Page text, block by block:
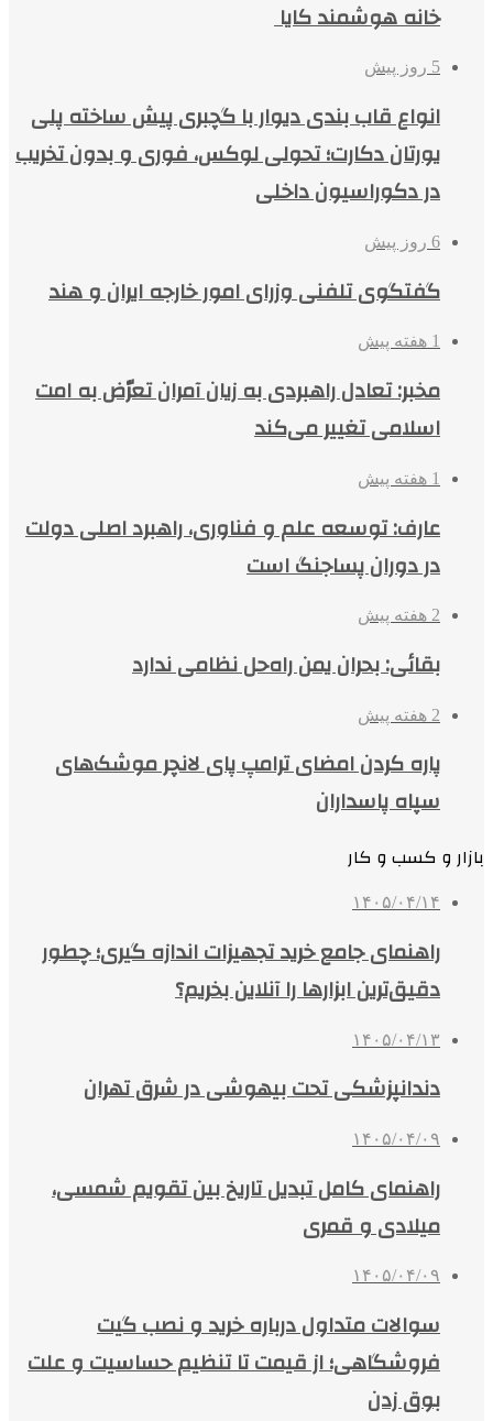
خانه هوشمند کایا
5 روز پیش
انواع قاب بندی دیوار با گچبری پیش ساخته پلی
یورتان دکارت؛ تحولی لوکس، فوری و بدون تخریب
در دکوراسیون داخلی
6 روز پیش
گفتگوی تلفنی وزرای امور خارجه ایران و هند
1 هفته پیش
مخبر: تعادل راهبردی به زیان آمران تعرّض به امت
اسلامی تغییر می‌کند
1 هفته پیش
عارف: توسعه علم و فناوری، راهبرد اصلی دولت
در دوران پساجنگ است
2 هفته پیش
بقائی: بحران یمن راه‌حل نظامی ندارد
2 هفته پیش
پاره کردن امضای ترامپ پای لانچر موشک‌های
سپاه پاسداران
بازار و کسب و کار
۱۴۰۵/۰۴/۱۴
راهنمای جامع خرید تجهیزات اندازه گیری؛ چطور
دقیق‌ترین ابزارها را آنلاین بخریم؟
۱۴۰۵/۰۴/۱۳
دندانپزشکی تحت بیهوشی در شرق تهران
۱۴۰۵/۰۴/۰۹
راهنمای کامل تبدیل تاریخ بین تقویم شمسی،
میلادی و قمری
۱۴۰۵/۰۴/۰۹
سوالات متداول درباره خرید و نصب گیت
فروشگاهی؛ از قیمت تا تنظیم حساسیت و علت
بوق زدن